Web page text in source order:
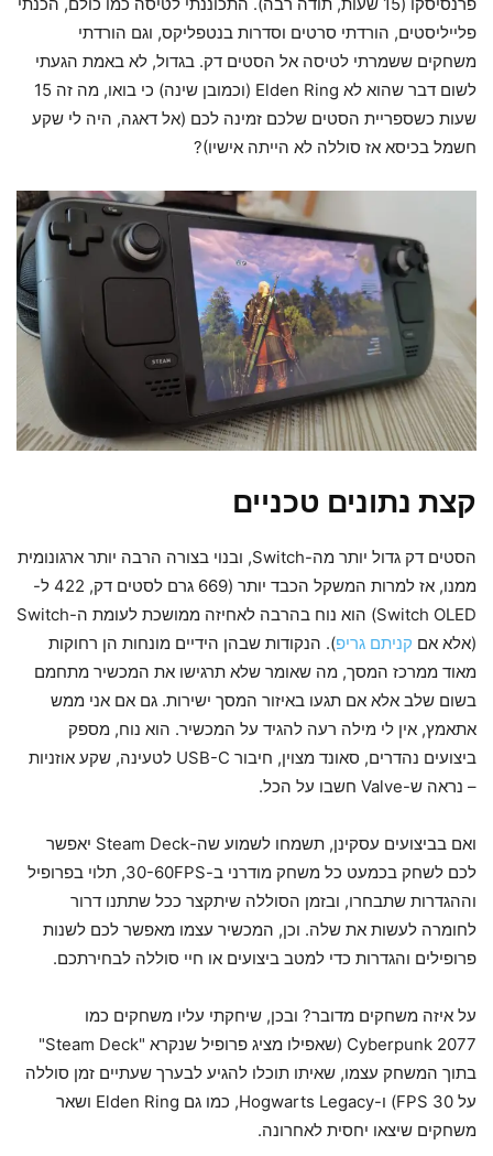
פרנסיסקו (15 שעות, תודה רבה). התכוננתי לטיסה כמו כולם, הכנתי
פלייליסטים, הורדתי סרטים וסדרות בנטפליקס, וגם הורדתי
משחקים ששמרתי לטיסה אל הסטים דק. בגדול, לא באמת הגעתי
לשום דבר שהוא לא Elden Ring (וכמובן שינה) כי בואו, מה זה 15
שעות כשספריית הסטים שלכם זמינה לכם (אל דאגה, היה לי שקע
חשמל בכיסא אז סוללה לא הייתה אישיו)?
קצת נתונים טכניים
הסטים דק גדול יותר מה-Switch, ובנוי בצורה הרבה יותר ארגונומית
ממנו, אז למרות המשקל הכבד יותר (669 גרם לסטים דק, 422 ל-
Switch OLED) הוא נוח בהרבה לאחיזה ממושכת לעומת ה-Switch
(אלא אם קניתם גריפ). הנקודות שבהן הידיים מונחות הן רחוקות
מאוד ממרכז המסך, מה שאומר שלא תרגישו את המכשיר מתחמם
בשום שלב אלא אם תגעו באיזור המסך ישירות. גם אם אני ממש
אתאמץ, אין לי מילה רעה להגיד על המכשיר. הוא נוח, מספק
ביצועים נהדרים, סאונד מצוין, חיבור USB-C לטעינה, שקע אוזניות
– נראה ש-Valve חשבו על הכל.
ואם בביצועים עסקינן, תשמחו לשמוע שה-Steam Deck יאפשר
לכם לשחק בכמעט כל משחק מודרני ב-30-60FPS, תלוי בפרופיל
וההגדרות שתבחרו, ובזמן הסוללה שיתקצר ככל שתתנו דרור
לחומרה לעשות את שלה. וכן, המכשיר עצמו מאפשר לכם לשנות
פרופילים והגדרות כדי למטב ביצועים או חיי סוללה לבחירתכם.
על איזה משחקים מדובר? ובכן, שיחקתי עליו משחקים כמו
Cyberpunk 2077 (שאפילו מציג פרופיל שנקרא "Steam Deck"
בתוך המשחק עצמו, שאיתו תוכלו להגיע לבערך שעתיים זמן סוללה
על 30 FPS) ו-Hogwarts Legacy, כמו גם Elden Ring ושאר
משחקים שיצאו יחסית לאחרונה.